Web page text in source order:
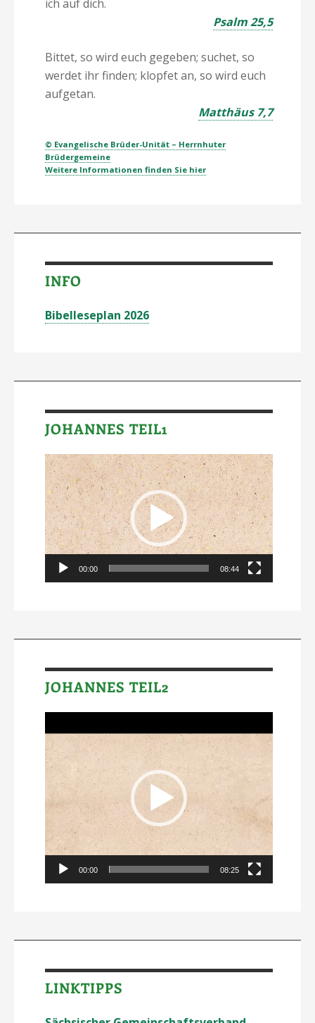
ich auf dich.
Psalm 25,5
Bittet, so wird euch gegeben; suchet, so
werdet ihr finden; klopfet an, so wird euch
aufgetan.
Matthäus 7,7
© Evangelische Brüder-Unität – Herrnhuter
Brüdergemeine
Weitere Informationen finden Sie hier
INFO
Bibelleseplan 2026
JOHANNES TEIL1
Video-
Player
00:00 08:44
JOHANNES TEIL2
Player
00:00 08:25
LINKTIPPS